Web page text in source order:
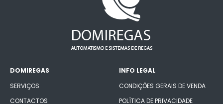
DOMIREGAS
SERVIÇOS
CONTACTOS
INFO LEGAL
CONDIÇÕES GERAIS DE VENDA
POLÍTICA DE PRIVACIDADE